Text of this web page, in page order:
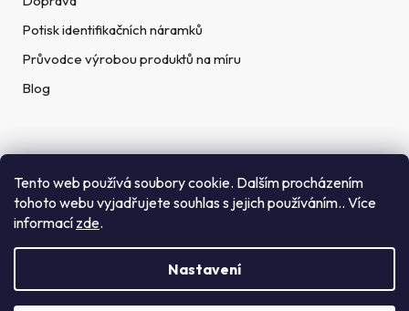
Tento web používá soubory cookie. Dalším procházením
tohoto webu vyjadřujete souhlas s jejich používáním.. Více
informací zde.
Nastavení
Potisk identifikačních náramků
Průvodce výrobou produktů na míru
Blog
Rychlé kontakty
Telefon:
(+420) 272 702 212
info@getid.cz